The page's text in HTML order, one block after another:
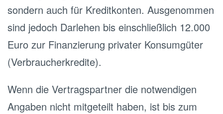
sondern auch für Kreditkonten. Ausgenommen
sind jedoch Darlehen bis einschließlich 12.000
Euro zur Finanzierung privater Konsumgüter
(Verbraucherkredite).
Wenn die Vertragspartner die notwendigen
Angaben nicht mitgeteilt haben, ist bis zum